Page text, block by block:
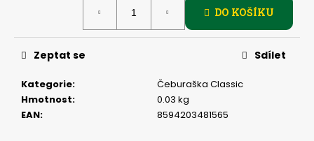
DO KOŠÍKU
Kategorie:
Čeburaška Classic
Hmotnost:
0.03 kg
EAN: 8594203481565
Zeptat se Sdílet
D
o
p
o